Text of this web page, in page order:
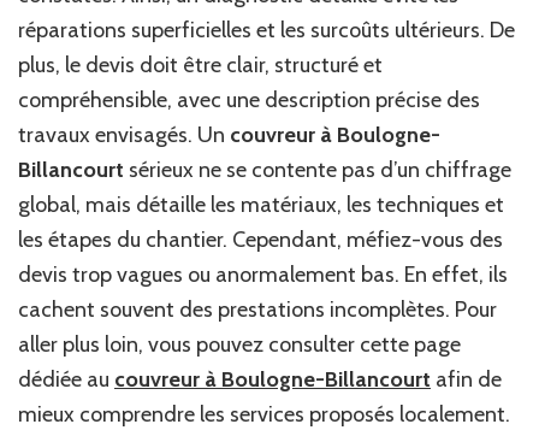
réparations superficielles et les surcoûts ultérieurs. De
plus, le devis doit être clair, structuré et
compréhensible, avec une description précise des
travaux envisagés. Un couvreur à Boulogne-
Billancourt sérieux ne se contente pas d’un chiffrage
global, mais détaille les matériaux, les techniques et
les étapes du chantier. Cependant, méfiez-vous des
devis trop vagues ou anormalement bas. En effet, ils
cachent souvent des prestations incomplètes. Pour
aller plus loin, vous pouvez consulter cette page
dédiée au couvreur à Boulogne-Billancourt afin de
mieux comprendre les services proposés localement.